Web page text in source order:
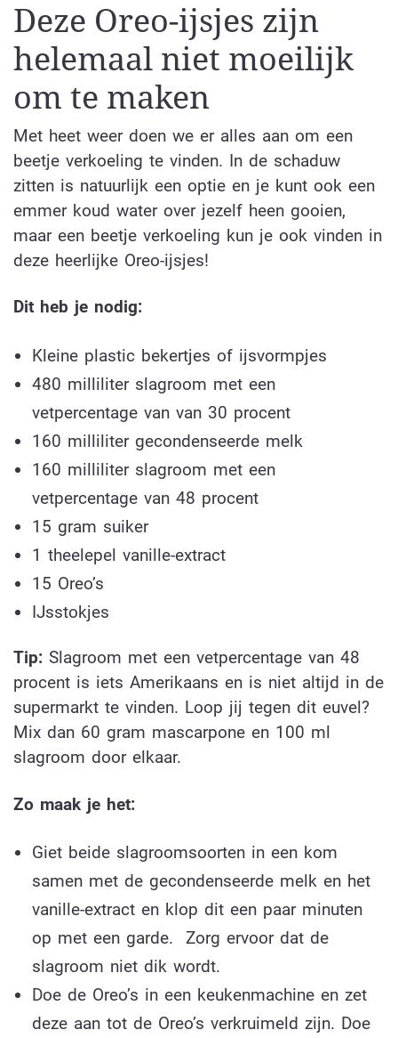
Deze Oreo-ijsjes zijn
helemaal niet moeilijk
om te maken
Met heet weer doen we er alles aan om een
beetje verkoeling te vinden. In de schaduw
zitten is natuurlijk een optie en je kunt ook een
emmer koud water over jezelf heen gooien,
maar een beetje verkoeling kun je ook vinden in
deze heerlijke Oreo-ijsjes!
Dit heb je nodig:
Kleine plastic bekertjes of ijsvormpjes
480 milliliter slagroom met een
vetpercentage van van 30 procent
160 milliliter gecondenseerde melk
160 milliliter slagroom met een
vetpercentage van 48 procent
15 gram suiker
1 theelepel vanille-extract
15 Oreo’s
IJsstokjes
Tip: Slagroom met een vetpercentage van 48
procent is iets Amerikaans en is niet altijd in de
supermarkt te vinden. Loop jij tegen dit euvel?
Mix dan 60 gram mascarpone en 100 ml
slagroom door elkaar.
Zo maak je het:
Giet beide slagroomsoorten in een kom
samen met de gecondenseerde melk en het
vanille-extract en klop dit een paar minuten
op met een garde. Zorg ervoor dat de
slagroom niet dik wordt.
Doe de Oreo’s in een keukenmachine en zet
deze aan tot de Oreo’s verkruimeld zijn. Doe